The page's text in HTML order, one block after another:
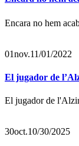
Encara no hem
01nov.11/01/2022
El jugador de
El jugador de
30oct.10/30/2025